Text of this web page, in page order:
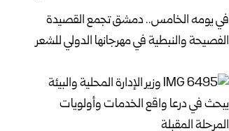
في يومه الخامس.. دمشق تجمع القصيدة
الفصيحة والنبطية في مهرجانها الدولي للشعر